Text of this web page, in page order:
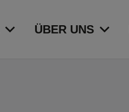
ÜBER UNS